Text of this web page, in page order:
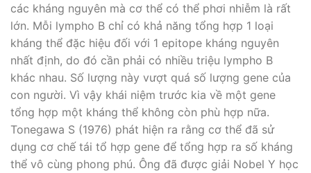
các kháng nguyên mà cơ thể có thể phơi nhiễm là rất
lớn. Mỗi lympho B chỉ có khả năng tổng hợp 1 loại
kháng thể đặc hiệu đối với 1 epitope kháng nguyên
nhất định, do đó cần phải có nhiều triệu lympho B
khác nhau. Số lượng này vượt quá số lượng gene của
con người. Vì vậy khái niệm trước kia về một gene
tổng hợp một kháng thể không còn phù hợp nữa.
Tonegawa S (1976) phát hiện ra rằng cơ thể đã sử
dụng cơ chế tái tổ hợp gene để tổng hợp ra số kháng
thể vô cùng phong phú. Ông đã được giải Nobel Y học